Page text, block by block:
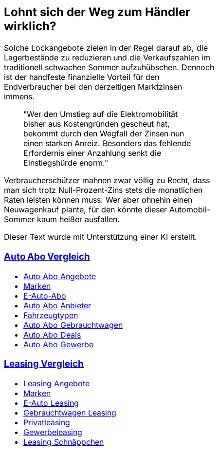
Lohnt sich der Weg zum Händler
wirklich?
Solche Lockangebote zielen in der Regel darauf ab, die
Lagerbestände zu reduzieren und die Verkaufszahlen im
traditionell schwachen Sommer aufzuhübschen. Dennoch
ist der handfeste finanzielle Vorteil für den
Endverbraucher bei den derzeitigen Marktzinsen
immens.
"Wer den Umstieg auf die Elektromobilität
bisher aus Kostengründen gescheut hat,
bekommt durch den Wegfall der Zinsen nun
einen starken Anreiz. Besonders das fehlende
Erfordernis einer Anzahlung senkt die
Einstiegshürde enorm."
Verbraucherschützer mahnen zwar völlig zu Recht, dass
man sich trotz Null-Prozent-Zins stets die monatlichen
Raten leisten können muss. Wer aber ohnehin einen
Neuwagenkauf plante, für den könnte dieser Automobil-
Sommer kaum heißer ausfallen.
Dieser Text wurde mit Unterstützung einer KI erstellt.
Auto Abo Vergleich
Auto Abo Angebote
Marken
E-Auto-Abo
Auto Abo Anbieter
Fahrzeugtypen
Auto Abo Gebrauchtwagen
Auto Abo Deals
Auto Abo Gewerbe
Leasing Vergleich
Leasing Angebote
Marken
E-Auto Leasing
Gebrauchtwagen Leasing
Privatleasing
Gewerbeleasing
Leasing Schnäppchen